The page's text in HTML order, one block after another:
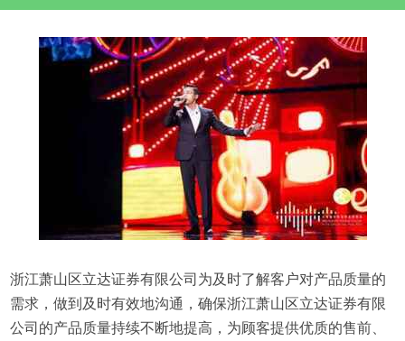
浙江萧山区立达证券有限公司为及时了解客户对产品质量的
需求，做到及时有效地沟通，确保浙江萧山区立达证券有限
公司的产品质量持续不断地提高，为顾客提供优质的售前、